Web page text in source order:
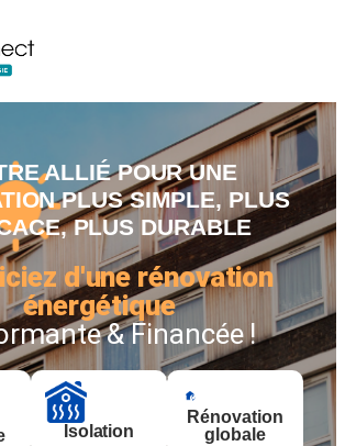
ALLIÉ POUR UNE
PLUS SIMPLE, PLUS
PLUS DURABLE
d'une rénovation
énergétique
& Financée !
Isolation
Rénovation
globale